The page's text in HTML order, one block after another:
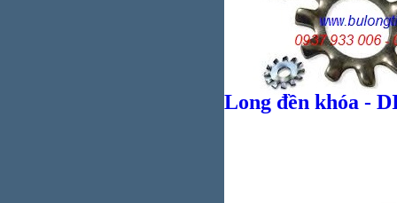
Long đền khóa -